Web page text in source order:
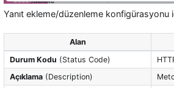
Yanıt ekleme/düzenleme konfigürasyonu
Alan
Durum Kodu (Status Code)
Açıklama(Description)